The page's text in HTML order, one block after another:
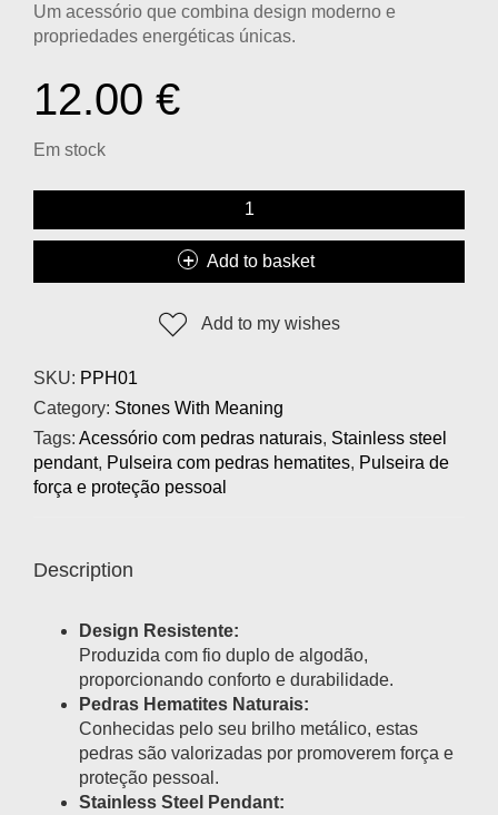
Um acessório que combina design moderno e
propriedades energéticas únicas.
12.00 €
Em stock
Add to basket
Add to my wishes
SKU: PPH01
Category: Stones With Meaning
Tags: Acessório com pedras naturais, Stainless steel
pendant, Pulseira com pedras hematites, Pulseira de
força e proteção pessoal
Description
Design Resistente:
Produzida com fio duplo de algodão,
proporcionando conforto e durabilidade.
Pedras Hematites Naturais:
Conhecidas pelo seu brilho metálico, estas
pedras são valorizadas por promoverem força e
proteção pessoal.
Stainless Steel Pendant: